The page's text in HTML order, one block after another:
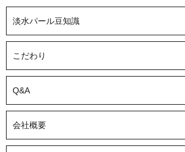
淡水パール豆知識
こだわり
Q&A
会社概要